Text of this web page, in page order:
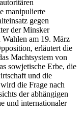
manipulierte
gegen
der Minsker
am 19. März
erläutert die
Machtsystem von
sowjetische Erbe, die
und die
die Frage nach
der abhängigen
und internationaler